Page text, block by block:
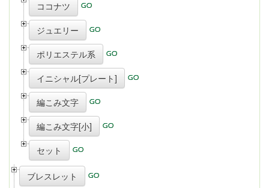
ココナツ
ジュエリー
ポリエステル系
イニシャル[プレート]
編こみ文字
編こみ文字[小]
セット
ブレスレット